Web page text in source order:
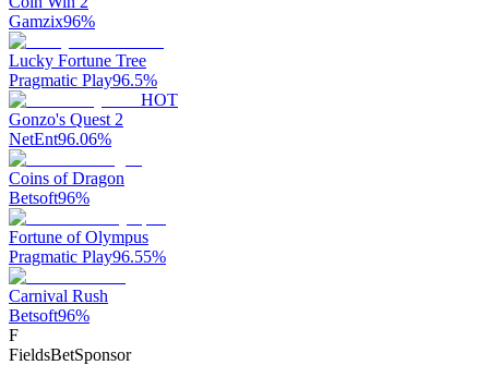
Gamzix96%
Lucky Fortune Tree
Pragmatic Play96.5%
HOT
Gonzo's Quest 2
NetEnt96.06%
Coins of Dragon
Betsoft96%
Fortune of Olympus
Pragmatic Play96.55%
Carnival Rush
Betsoft96%
F
FieldsBetSponsor